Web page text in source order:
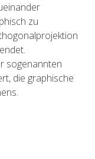
zu
sogenannten
die graphische